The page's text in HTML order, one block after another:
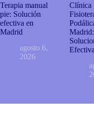
Terapia manual
pie: Solución
efectiva en
Madrid
agosto 6,
2026
Clínica
Madrid: